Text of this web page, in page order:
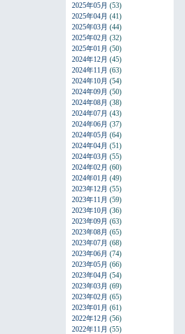
2025年05月 (53)
2025年04月 (41)
2025年03月 (44)
2025年02月 (32)
2025年01月 (50)
2024年12月 (45)
2024年11月 (63)
2024年10月 (54)
2024年09月 (50)
2024年08月 (38)
2024年07月 (43)
2024年06月 (37)
2024年05月 (64)
2024年04月 (51)
2024年03月 (55)
2024年02月 (60)
2024年01月 (49)
2023年12月 (55)
2023年11月 (59)
2023年10月 (36)
2023年09月 (63)
2023年08月 (65)
2023年07月 (68)
2023年06月 (74)
2023年05月 (66)
2023年04月 (54)
2023年03月 (69)
2023年02月 (65)
2023年01月 (61)
2022年12月 (56)
2022年11月 (55)